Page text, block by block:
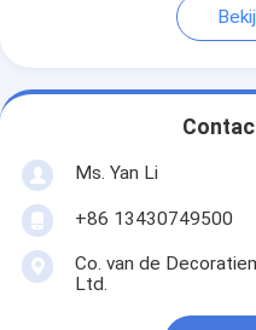
Ms. Yan Li
+86 13430749500
Co. van de
Ltd.